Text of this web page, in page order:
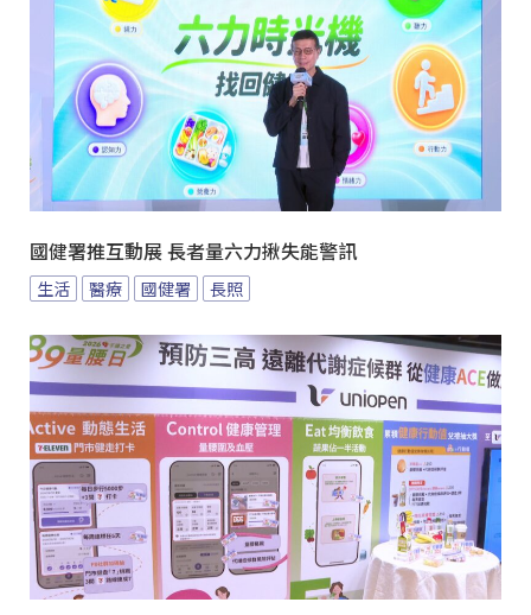
國健署推互動展 長者量六力揪失能警訊
生活 醫療 國健署 長照